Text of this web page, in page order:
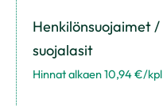
Henkilönsuojaimet
suojalasit
Hinnat alkaen 10,94 €/